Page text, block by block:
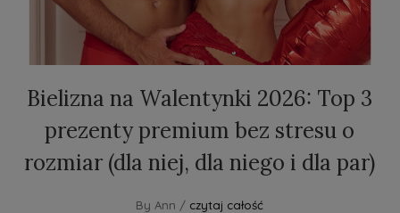
Bielizna na Walentynki 2026: Top 3
prezenty premium bez stresu o
rozmiar (dla niej, dla niego i dla par)
By Ann / czytaj całość